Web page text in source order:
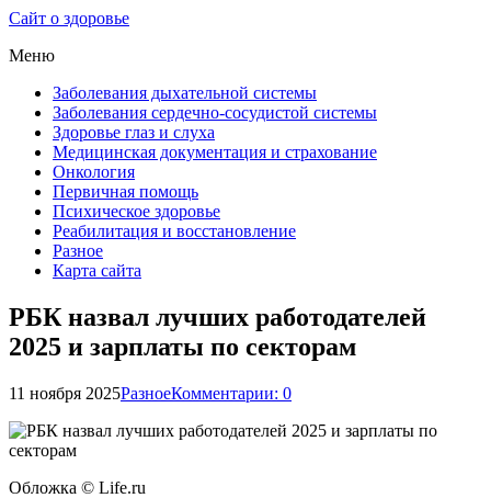
Сайт о здоровье
Меню
Заболевания дыхательной системы
Заболевания сердечно-сосудистой системы
Здоровье глаз и слуха
Медицинская документация и страхование
Онкология
Первичная помощь
Психическое здоровье
Реабилитация и восстановление
Разное
Карта сайта
РБК назвал лучших работодателей
2025 и зарплаты по секторам
11 ноября 2025РазноеКомментарии: 0
Обложка © Life.ru